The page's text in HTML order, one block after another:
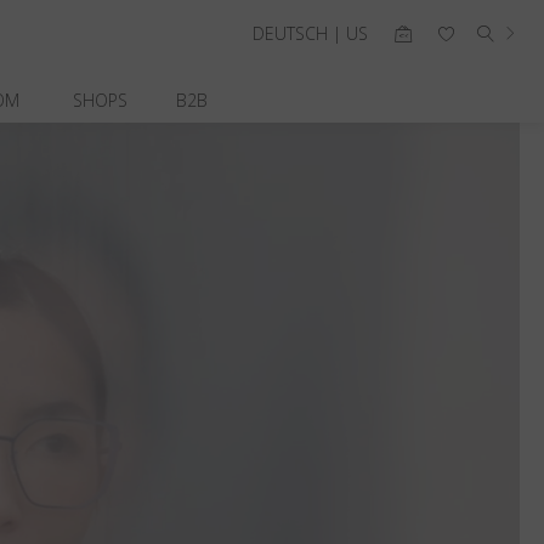
SHOPS B2B
DEUTSCH | US